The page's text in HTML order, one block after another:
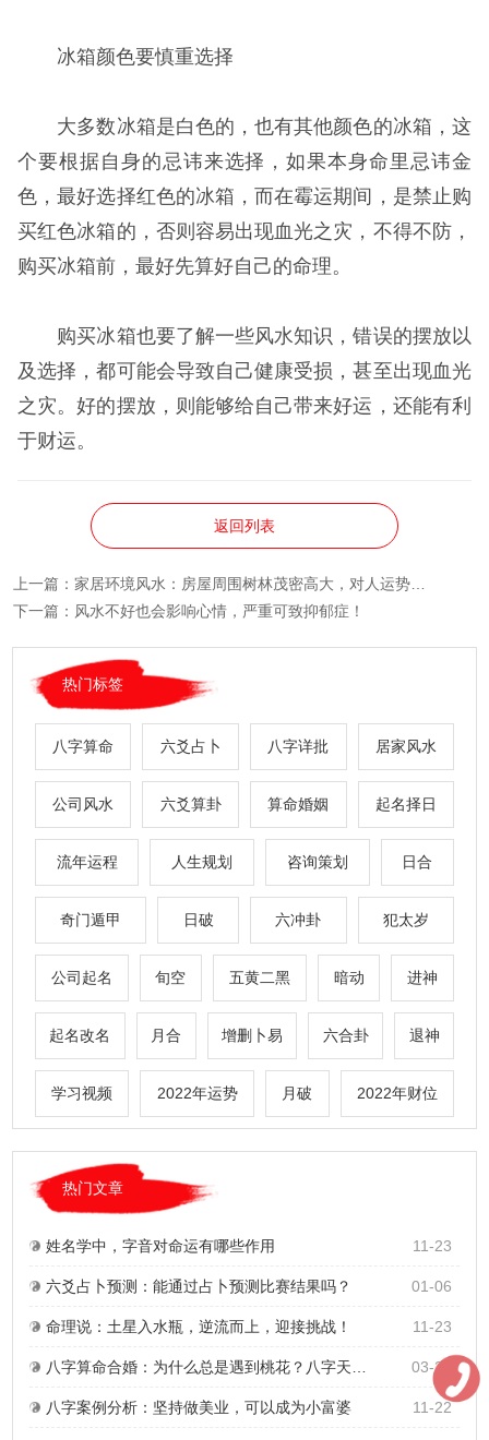
冰箱颜色要慎重选择
大多数冰箱是白色的，也有其他颜色的冰箱，这
个要根据自身的忌讳来选择，如果本身命里忌讳金
色，最好选择红色的冰箱，而在霉运期间，是禁止购
买红色冰箱的，否则容易出现血光之灾，不得不防，
购买冰箱前，最好先算好自己的命理。
购买冰箱也要了解一些风水知识，错误的摆放以
及选择，都可能会导致自己健康受损，甚至出现血光
之灾。好的摆放，则能够给自己带来好运，还能有利
于财运。
返回列表
上一篇：
家居环境风水：房屋周围树林茂密高大，对人运势的影响？
下一篇： 风水不好也会影响心情，严重可致抑郁症！
热门标签
八字算命 六爻占卜 八字详批 居家风水
公司风水 六爻算卦 算命婚姻 起名择日
流年运程 人生规划 咨询策划 日合
奇门遁甲 日破 六冲卦 犯太岁
公司起名 旬空 五黄二黑 暗动 进神
起名改名 月合 增删卜易 六合卦 退神
学习视频 2022年运势 月破 2022年财位
热门文章
姓名学中，字音对命运有哪些作用 11-23
六爻占卜预测：能通过占卜预测比赛结果吗？ 01-06
命理说：土星入水瓶，逆流而上，迎接挑战！ 11-23
03-22
八字案例分析：坚持做美业，可以成为小富婆 11-22